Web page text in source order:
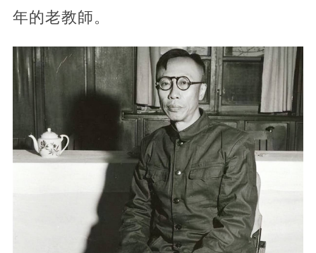
年的老教師。